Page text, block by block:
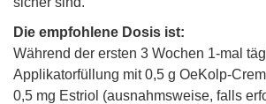
Die empfohlene Dosis ist:
Während der ersten 3 Wochen 1-mal
Applikatorfüllung mit 0,5 g OeKolp-
0,5 mg Estriol (ausnahmsweise, falls